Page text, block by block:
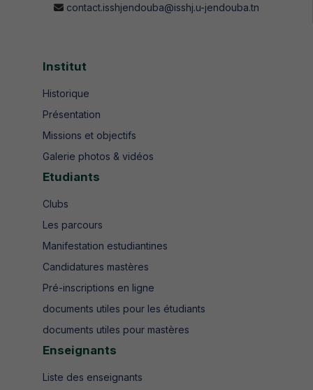
contact.isshjendouba@isshj.u-jendouba.tn
Institut
Historique
Présentation
Missions et objectifs
Galerie photos & vidéos
Etudiants
Clubs
Les parcours
Manifestation estudiantines
Candidatures mastères
Pré-inscriptions en ligne
documents utiles pour les étudiants
documents utiles pour mastères
Enseignants
Liste des enseignants